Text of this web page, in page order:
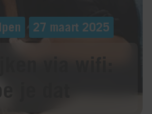
27 maart 2025
via wifi:
je dat